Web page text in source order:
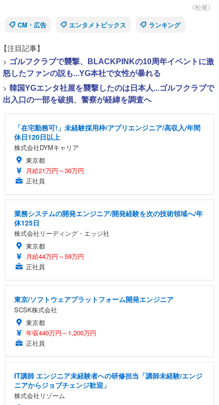
《松尾》
CM・広告
エンタメトピックス ランキング
【注目記事】
> ゴルフクラブで襲撃、BLACKPINKの10周年イベントに激
怒したファンの説も...YG本社で女性が暴れる
> 韓国YGエンタ社屋を襲撃したのは日本人...ゴルフクラブで
出入口の一部を破損、警察が経緯を調査へ
「在宅勤務可!」未経験採用枠/アプリエンジニア/高収入/年間
休日120日以上
株式会社DYMキャリア
東京都
月給21万円～30万円
正社員
業務システムの開発エンジニア/開発経験を次の技術領域へ/年
休125日
株式会社リーディング・エッジ社
東京都
月給44万円～59万円
正社員
東京/ソフトウェアプラットフォーム開発エンジニア
SCSK株式会社
東京都
年収440万円～1,200万円
正社員
IT講師 エンジニア未経験者への研修担当「講師未経験/エンジ
ニアからジョブチェンジ歓迎」
株式会社リゾーム